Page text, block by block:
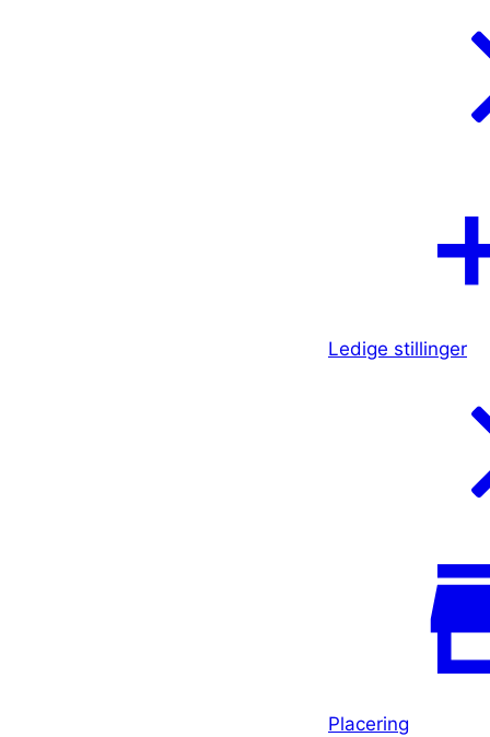
Ledige stillinger
Placering